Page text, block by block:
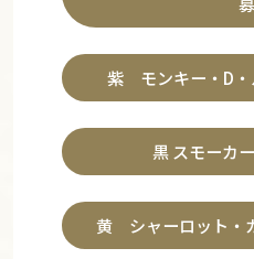
紫 モンキー・D・
黒 スモーカ
黄 シャーロット・